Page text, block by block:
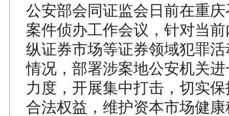
公安部会同证监会日前在重
案件侦办工作会议，针对当
纵证券市场等证券领域犯罪
情况，部署涉案地公安机关
力度，开展集中打击，切实
合法权益，维护资本市场健